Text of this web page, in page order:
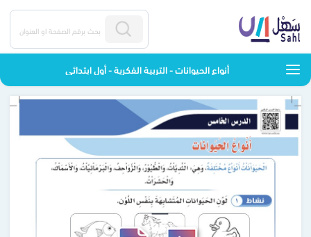
أنواع الحيوانات - التربية الفكرية - أول ابتدائي